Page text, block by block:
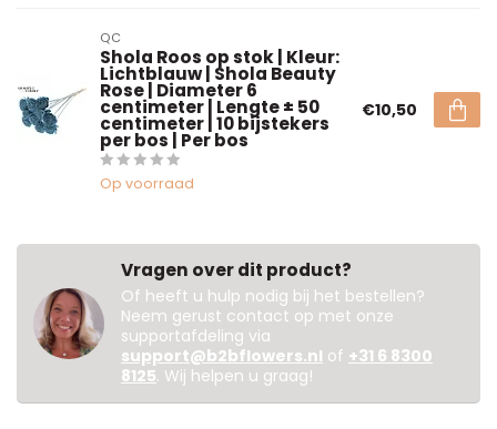
QC
Shola Roos op stok | Kleur:
Lichtblauw | Shola Beauty
Rose | Diameter 6
centimeter | Lengte ± 50
centimeter | 10 bijstekers
per bos | Per bos
Op voorraad
€10,50
Vragen over dit product?
Of heeft u hulp nodig bij het bestellen?
Neem gerust contact op met onze
supportafdeling via
support@b2bflowers.nl of +31 6 8300
8125. Wij helpen u graag!